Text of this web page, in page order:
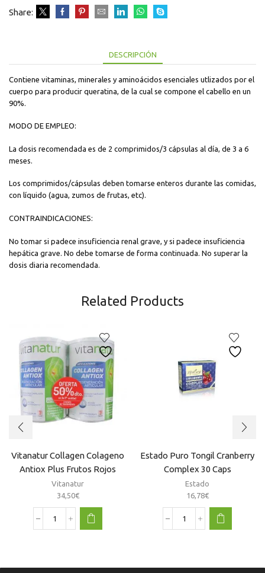
Share:
DESCRIPCIÓN
Contiene vitaminas, minerales y aminoácidos esenciales utlizados por el
cuerpo para producir queratina, de la cual se compone el cabello en un
90%.
MODO DE EMPLEO:
La dosis recomendada es de 2 comprimidos/3 cápsulas al día, de 3 a 6
meses.
Los comprimidos/cápsulas deben tomarse enteros durante las comidas,
con líquido (agua, zumos de frutas, etc).
CONTRAINDICACIONES:
No tomar si padece insuficiencia renal grave, y si padece insuficiencia
hepática grave. No debe tomarse de forma continuada. No superar la
dosis diaria recomendada.
Related Products
Vitanatur Collagen Colageno
Antiox Plus Frutos Rojos
Duplo 2X360G
Vitanatur
34,50€
Vitanatur
Plus
Estado Puro Tongil Cranberry
Complex 30 Caps
Estado
16,78€
Estado
Complex